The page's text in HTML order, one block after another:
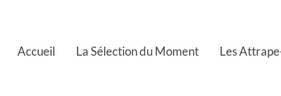
Accueil La Sélection du Moment Les